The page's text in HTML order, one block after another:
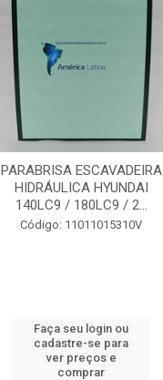
PARABRISA ESCAVADEIRA
HIDRÁULICA HYUNDAI
140LC9 / 180LC9 / 2...
Código: 11011015310V
Faça seu login ou
cadastre-se para
ver preços e
comprar